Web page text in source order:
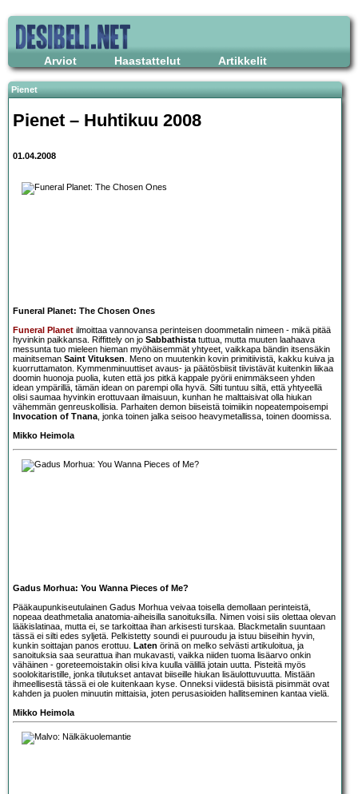
Arviot Haastattelut Artikkelit
Pienet
Pienet – Huhtikuu 2008
01.04.2008
Funeral Planet: The Chosen Ones
Funeral Planet ilmoittaa vannovansa perinteisen doommetalin nimeen - mikä pitää
hyvinkin paikkansa. Riffittely on jo Sabbathistatuttua, mutta muuten laahaava
messunta tuo mieleen hieman myöhäisemmät yhtyeet, vaikkapa bändin itsensäkin
mainitseman Saint Vituksen. Meno on muutenkin kovin primitiivistä, kakku kuiva ja
kuorruttamaton. Kymmenminuuttiset avaus- ja päätösbiisit tiivistävät kuitenkin liikaa
doomin huonoja puolia, kuten että jos pitkä kappale pyörii enimmäkseen yhden
idean ympärillä, tämän idean on parempi olla hyvä. Silti tuntuu siltä, että yhtyeellä
olisi saumaa hyvinkin erottuvaan ilmaisuun, kunhan he malttaisivat olla hiukan
vähemmän genreuskollisia. Parhaiten demon biiseistä toimiikin nopeatempoisempi
Invocation of Tnana, jonka toinen jalka seisoo heavymetallissa, toinen doomissa.
Mikko Heimola
Gadus Morhua: You Wanna Pieces of Me?
Pääkaupunkiseutulainen Gadus Morhua veivaa toisella demollaan perinteistä,
nopeaa deathmetalia anatomia-aiheisilla sanoituksilla. Nimen voisi siis olettaa olevan
lääkislatinaa, mutta ei, se tarkoittaa ihan arkisesti turskaa. Blackmetalin suuntaan
tässä ei silti edes syljetä. Pelkistetty soundi ei puuroudu ja istuu biiseihin hyvin,
kunkin soittajan panos erottuu. Laten örinä on melko selvästi artikuloitua, ja
sanoituksia saa seurattua ihan mukavasti, vaikka niiden tuoma lisäarvo onkin
vähäinen - goreteemoistakin olisi kiva kuulla välillä jotain uutta. Pisteitä myös
soolokitaristille, jonka tilutukset antavat biiseille hiukan lisäulottuvuutta. Mistään
ihmeellisestä tässä ei ole kuitenkaan kyse. Onneksi viidestä biisistä pisimmät ovat
kahden ja puolen minuutin mittaisia, joten perusasioiden hallitseminen kantaa vielä.
Mikko Heimola